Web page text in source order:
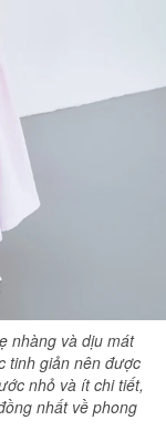
nhàng và dịu mát
tinh giản nên được
nhỏ và ít chi tiết,
nhất về phong